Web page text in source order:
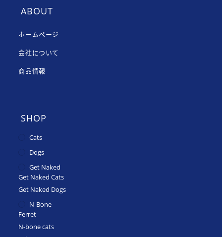
ABOUT
ホームページ
会社について
商品情報
SHOP
Cats
Dogs
Get Naked
Get Naked Cats
Get Naked Dogs
N-Bone
Ferret
N-bone cats